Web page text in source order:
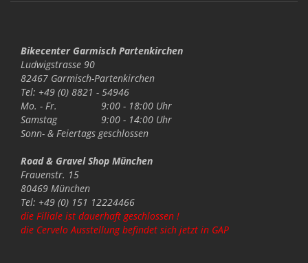
Bikecenter Garmisch Partenkirchen
Ludwigstrasse 90
82467 Garmisch-Partenkirchen
Tel: +49 (0) 8821 - 54946
Mo. - Fr.
9:00 - 18:00 Uhr
Samstag
9:00 - 14:00 Uhr
Sonn- & Feiertags geschlossen
Road & Gravel Shop München
Frauenstr. 15
80469 München
Tel: +49 (0) 151 12224466
die Filiale ist dauerhaft geschlossen !
die Cervelo Ausstellung befindet sich jetzt in GAP